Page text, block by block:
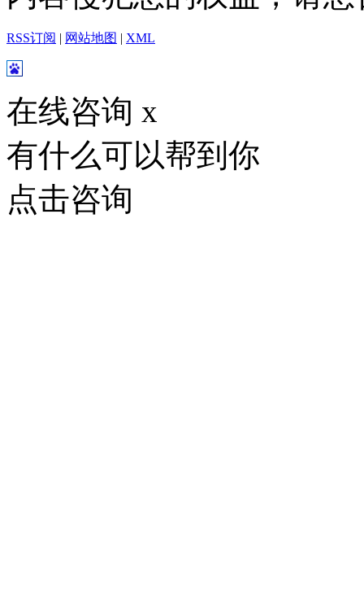
RSS订阅 | 网站地图 | XML
在线咨询 x
有什么可以帮到你
点击咨询